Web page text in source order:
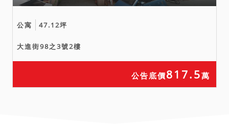
公寓 47.12坪
大進街98之3號2樓
公告底價817.5萬